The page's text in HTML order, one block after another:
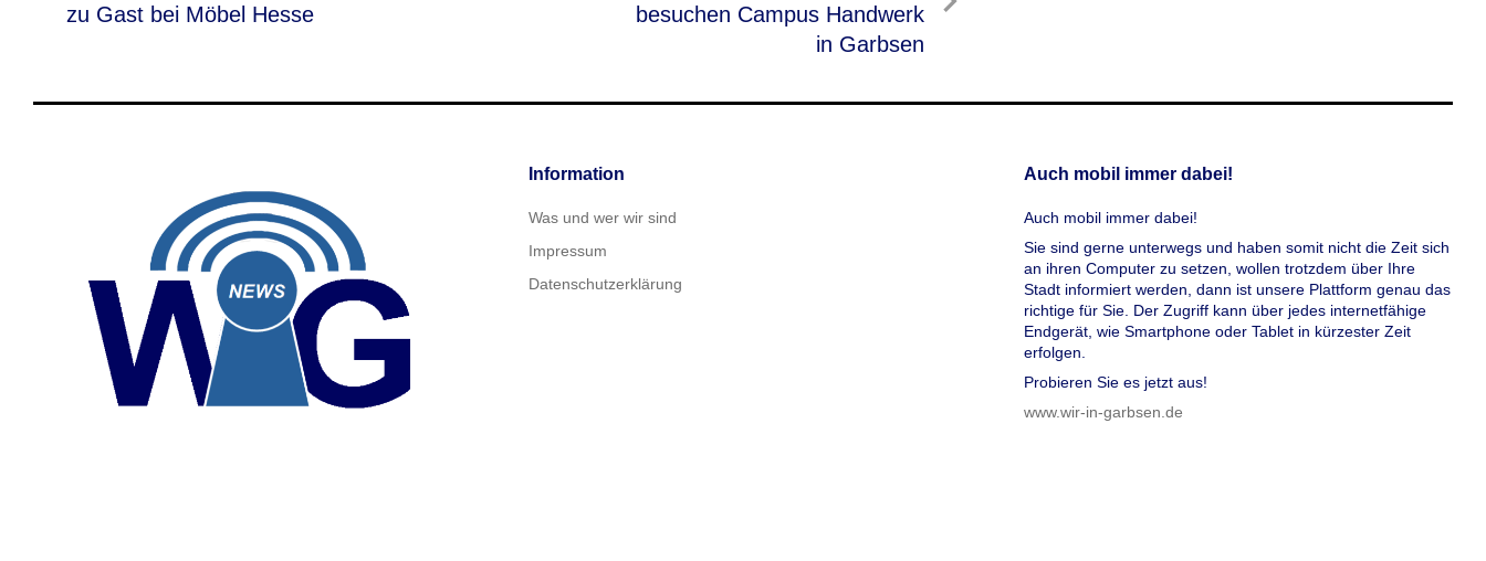
Beitrag
zu Gast bei Möbel Hesse
Beitrag
besuchen Campus Handwerk
in Garbsen
Information
Was und wer wir sind
Impressum
Datenschutzerklärung
Auch mobil immer dabei!
Auch mobil immer dabei!
Sie sind gerne unterwegs und haben somit nicht die Zeit sich
an ihren Computer zu setzen, wollen trotzdem über Ihre
Stadt informiert werden, dann ist unsere Plattform genau das
richtige für Sie. Der Zugriff kann über jedes internetfähige
Endgerät, wie Smartphone oder Tablet in kürzester Zeit
erfolgen.
Probieren Sie es jetzt aus!
www.wir-in-garbsen.de